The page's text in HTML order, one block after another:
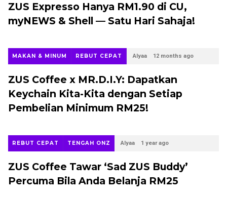
ZUS Expresso Hanya RM1.90 di CU,
myNEWS & Shell — Satu Hari Sahaja!
MAKAN & MINUM REBUT CEPAT Alyaa 12 months ago
ZUS Coffee x MR.D.I.Y: Dapatkan
Keychain Kita-Kita dengan Setiap
Pembelian Minimum RM25!
REBUT CEPAT TENGAH ONZ Alyaa 1 year ago
ZUS Coffee Tawar ‘Sad ZUS Buddy’
Percuma Bila Anda Belanja RM25